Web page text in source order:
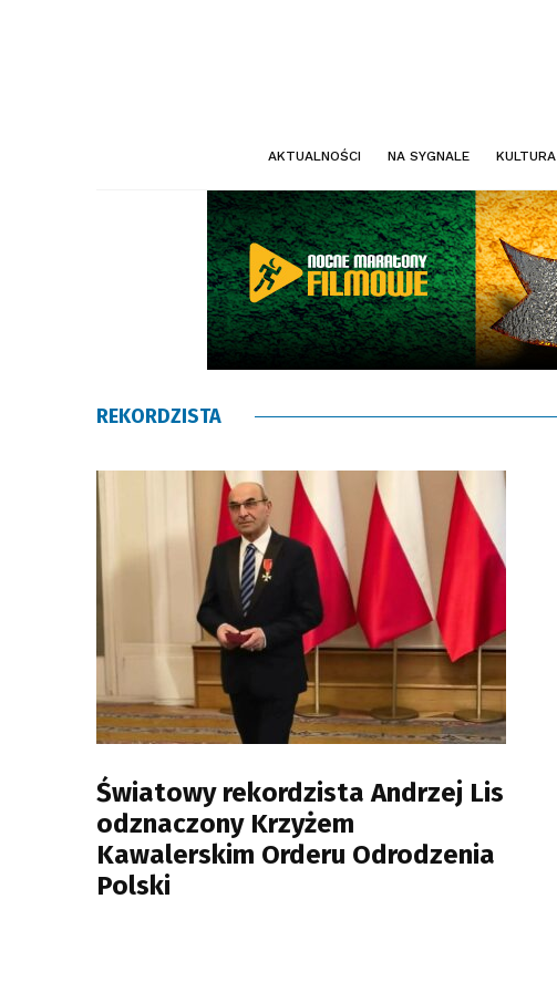
AKTUALNOŚCI NA SYGNALE KULTURA
REKORDZISTA
Światowy rekordzista Andrzej Lis
odznaczony Krzyżem
Kawalerskim Orderu Odrodzenia
Polski